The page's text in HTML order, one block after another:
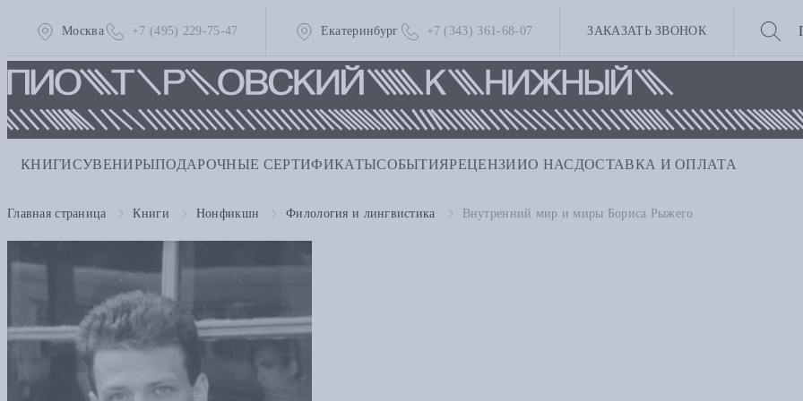
Москва +7 (495) 229-75-47 Екатеринбург +7 (343) 361-68-07 ЗАКАЗАТЬ ЗВОНОК
КНИГИСУВЕНИРЫПОДАРОЧНЫЕ СЕРТИФИКАТЫСОБЫТИЯРЕЦЕНЗИИО НАС ДОСТАВКА И ОПЛАТА
Главная страница Книги Нонфикшн Филология и лингвистика Внутренний мир и миры Бориса Рыжего